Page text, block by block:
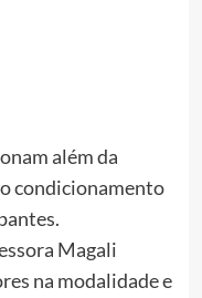
além da
condicionamento
Magali
na modalidade e